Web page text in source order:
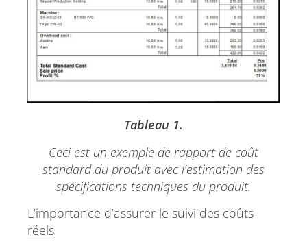
Tableau 1.
Ceci est un exemple de rapport de coût
standard du produit avec l’estimation des
spécifications techniques du produit.
L’importance d’assurer le suivi des coûts
réels